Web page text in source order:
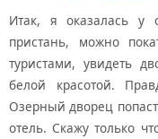
Итак, я оказалась у
пристань, можно
туристами, увидеть
белой красотой.
Озерный дворец
отель. Скажу только